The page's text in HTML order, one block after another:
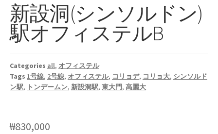
新設洞(シンソルドン)
駅オフィステルB
Categories all, オフィステル
Tags 1号線, 2号線, オフィステル, コリョデ, コリョ大, シンソルド
ン駅, トンデームン, 新設洞駅, 東大門, 高麗大
₩830,000